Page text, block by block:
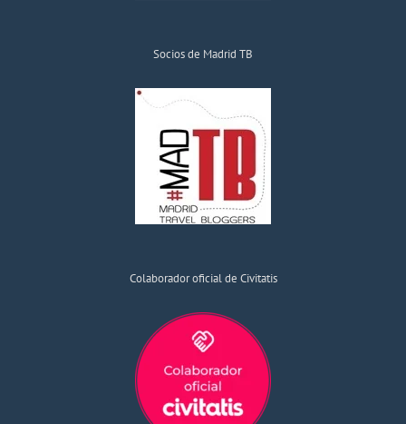
Socios de Madrid TB
Colaborador oficial de Civitatis